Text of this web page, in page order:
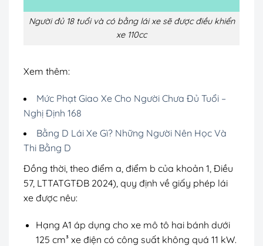
Người đủ 18 tuổi và có bằng lái xe sẽ được điều khiển
xe 110cc
Xem thêm:
Mức Phạt Giao Xe Cho Người Chưa Đủ Tuổi –
Nghị Định 168
Bằng D Lái Xe Gì? Những Người Nên Học Và
Thi Bằng D
Đồng thời, theo điểm a, điểm b của khoản 1, Điều
57, LTTATGTĐB 2024), quy định về giấy phép lái
xe được nêu:
Hạng A1 áp dụng cho xe mô tô hai bánh dưới
125 cm³ xe điện có công suất không quá 11 kW.